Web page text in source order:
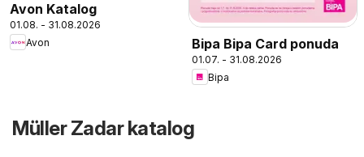
Avon Katalog
01.08. - 31.08.2026
Avon
Bipa Bipa Card ponuda
01.07. - 31.08.2026
Bipa
Müller Zadar katalog